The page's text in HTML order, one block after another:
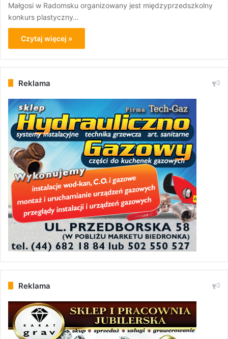
Małgosi w Radomsku organizowany jest międzyprzedszkolny
konkurs plastyczny…
Czytaj więcej »
Reklama
Reklama